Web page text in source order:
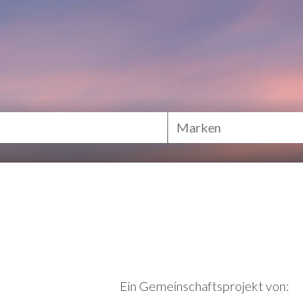
online Shoppen
Ein Gemeinschaftsprojekt von: